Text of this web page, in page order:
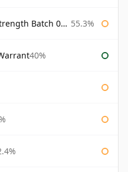
003 Bottled 2011 55.3%
40%